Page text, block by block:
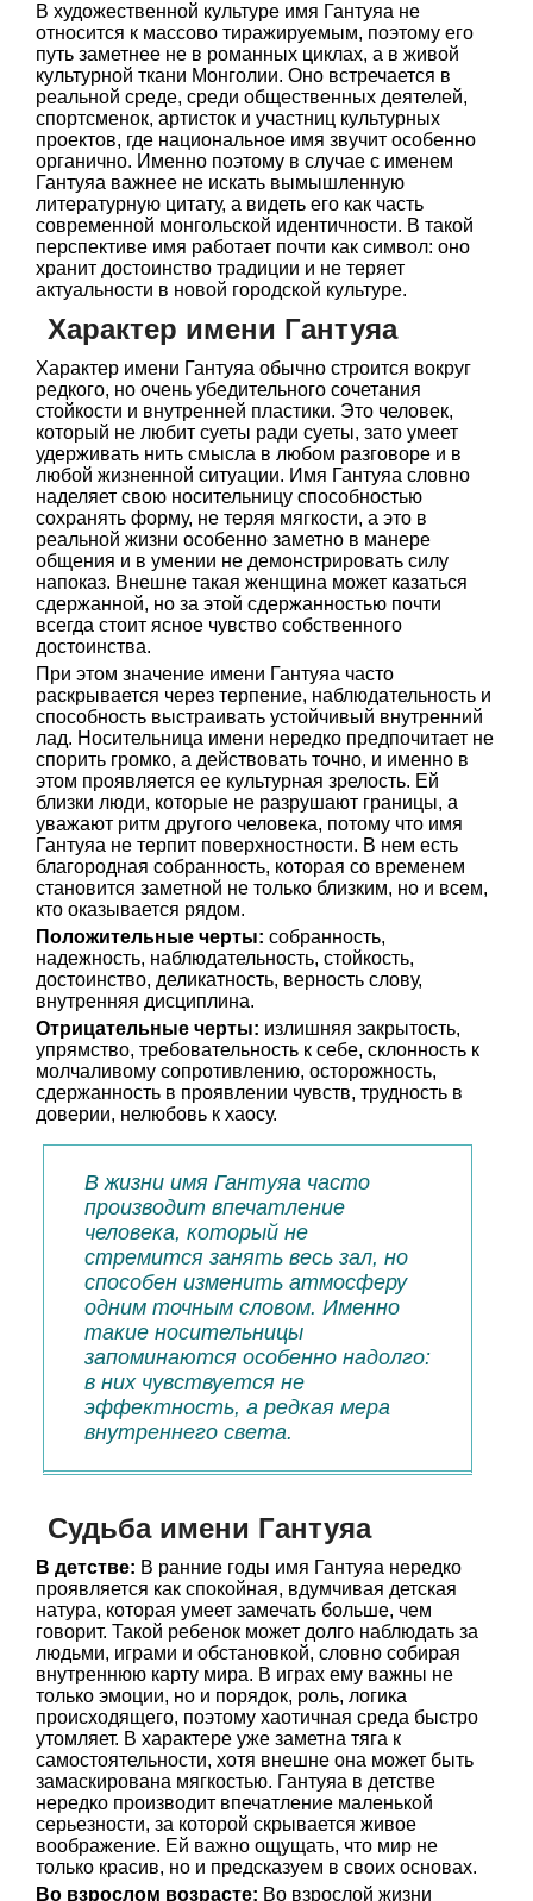
В художественной культуре имя Гантуяа не
относится к массово тиражируемым, поэтому его
путь заметнее не в романных циклах, а в живой
культурной ткани Монголии. Оно встречается в
реальной среде, среди общественных деятелей,
спортсменок, артисток и участниц культурных
проектов, где национальное имя звучит особенно
органично. Именно поэтому в случае с именем
Гантуяа важнее не искать вымышленную
литературную цитату, а видеть его как часть
современной монгольской идентичности. В такой
перспективе имя работает почти как символ: оно
хранит достоинство традиции и не теряет
актуальности в новой городской культуре.
Характер имени Гантуяа
Характер имени Гантуяа обычно строится вокруг
редкого, но очень убедительного сочетания
стойкости и внутренней пластики. Это человек,
который не любит суеты ради суеты, зато умеет
удерживать нить смысла в любом разговоре и в
любой жизненной ситуации. Имя Гантуяа словно
наделяет свою носительницу способностью
сохранять форму, не теряя мягкости, а это в
реальной жизни особенно заметно в манере
общения и в умении не демонстрировать силу
напоказ. Внешне такая женщина может казаться
сдержанной, но за этой сдержанностью почти
всегда стоит ясное чувство собственного
достоинства.
При этом значение имени Гантуяа часто
раскрывается через терпение, наблюдательность и
способность выстраивать устойчивый внутренний
лад. Носительница имени нередко предпочитает не
спорить громко, а действовать точно, и именно в
этом проявляется ее культурная зрелость. Ей
близки люди, которые не разрушают границы, а
уважают ритм другого человека, потому что имя
Гантуяа не терпит поверхностности. В нем есть
благородная собранность, которая со временем
становится заметной не только близким, но и всем,
кто оказывается рядом.
Положительные черты: собранность,
надежность, наблюдательность, стойкость,
достоинство, деликатность, верность слову,
внутренняя дисциплина.
Отрицательные черты: излишняя закрытость,
упрямство, требовательность к себе, склонность к
молчаливому сопротивлению, осторожность,
сдержанность в проявлении чувств, трудность в
доверии, нелюбовь к хаосу.
В жизни имя Гантуяа часто
производит впечатление
человека, который не
стремится занять весь зал, но
способен изменить атмосферу
одним точным словом. Именно
такие носительницы
запоминаются особенно надолго:
в них чувствуется не
эффектность, а редкая мера
внутреннего света.
Судьба имени Гантуяа
В детстве: В ранние годы имя Гантуяа нередко
проявляется как спокойная, вдумчивая детская
натура, которая умеет замечать больше, чем
говорит. Такой ребенок может долго наблюдать за
людьми, играми и обстановкой, словно собирая
внутреннюю карту мира. В играх ему важны не
только эмоции, но и порядок, роль, логика
происходящего, поэтому хаотичная среда быстро
утомляет. В характере уже заметна тяга к
самостоятельности, хотя внешне она может быть
замаскирована мягкостью. Гантуяа в детстве
нередко производит впечатление маленькой
серьезности, за которой скрывается живое
воображение. Ей важно ощущать, что мир не
только красив, но и предсказуем в своих основах.
Во взрослом возрасте: Во взрослой жизни